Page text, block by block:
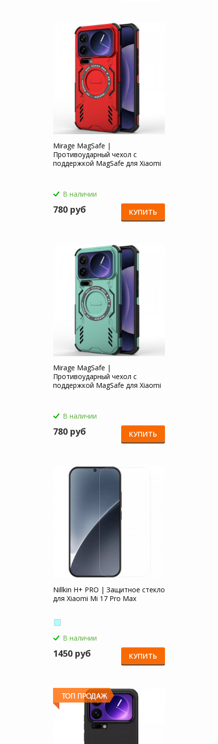
Mirage MagSafe |
Противоударный чехол с
поддержкой MagSafe для Xiaomi
В наличии
780 руб КУПИТЬ
Mirage MagSafe |
Противоударный чехол с
поддержкой MagSafe для Xiaomi
В наличии
780 руб КУПИТЬ
Nillkin H+ PRO | Защитное стекло
для Xiaomi Mi 17 Pro Max
В наличии
1450 руб КУПИТЬ